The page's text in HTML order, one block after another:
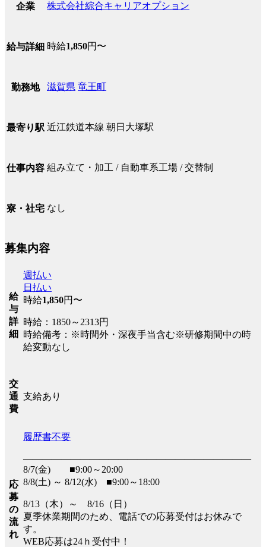
企業 株式会社綜合キャリアオプション
給与詳細 時給1,850円〜
勤務地 滋賀県 竜王町
最寄り駅 近江鉄道本線 朝日大塚駅
仕事内容 組み立て・加工 / 自動車系工場 / 交替制
寮・社宅 なし
募集内容
給
与
詳
細
週払い
日払い
時給1,850円〜
時給：1850～2313円
時給備考：※時間外・深夜手当含む※研修期間中の時
給変動なし
交
通
費
支給あり
応
募
の
流
れ
履歴書不要
――――――――――――――――――――――――
8/7(金) ■9:00～20:00
8/8(土) ～ 8/12(水) ■9:00～18:00
8/13（木）～ 8/16（日）
夏季休業期間のため、電話での応募受付はお休みで
す。
WEB応募は24ｈ受付中！